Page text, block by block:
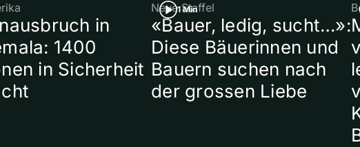
in
1400
in Sicherheit
1 Min
Neue Staffel
«Bauer, ledig, sucht…»:
Diese Bäuerinnen und
Bauern suchen nach
der grossen Liebe